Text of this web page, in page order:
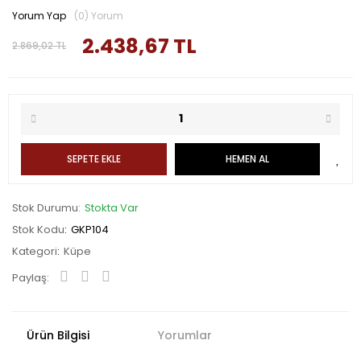
2.869,02 TL 2.438,67 TL
Yorum Yap (0) Yorum
SEPETE EKLE HEMEN AL
Stok Durumu Stokta Var
Stok Kodu GKP104
Kategori Küpe
Paylaş:
Ürün Bilgisi Yorumlar